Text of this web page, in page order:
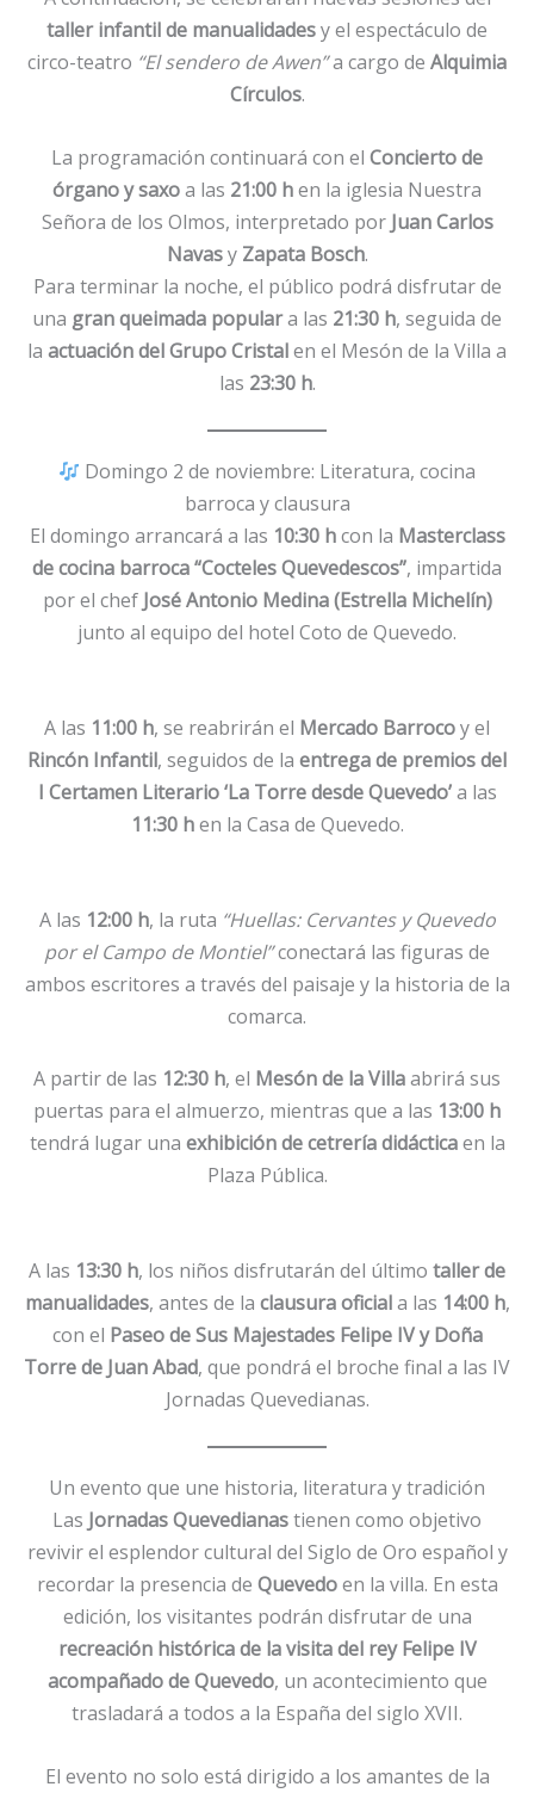
taller infantil de manualidadesy el espectáculo de
circo-teatro “El sendero de Awen”a cargo de Alquimia
Círculos.
La programación continuará con el Concierto de
órgano y saxoa las 21:00 hen la iglesia Nuestra
Señora de los Olmos, interpretado por Juan Carlos
Navasy Zapata Bosch.
Para terminar la noche, el público podrá disfrutar de
una gran queimada populara las 21:30 h, seguida de
la actuación del Grupo Cristalen el Mesón de la Villa a
las 23:30 h.
Domingo 2 de noviembre: Literatura, cocina
barroca y clausura
El domingo arrancará a las 10:30 hcon la Masterclass
de cocina barroca “Cocteles Quevedescos”, impartida
por el chef José Antonio Medina (Estrella Michelín)
junto al equipo del hotel Coto de Quevedo.
A las 11:00 h, se reabrirán el Mercado Barrocoy el
Rincón Infantil, seguidos de la entrega de premios del
I Certamen Literario ‘La Torre desde Quevedo’a las
11:30 hen la Casa de Quevedo.
A las 12:00 h, la ruta “Huellas: Cervantes y Quevedo
por el Campo de Montiel”conectará las figuras de
ambos escritores a través del paisaje y la historia de la
comarca.
A partir de las 12:30 h, el Mesón de la Villaabrirá sus
puertas para el almuerzo, mientras que a las 13:00 h
tendrá lugar una exhibición de cetrería didácticaen la
Plaza Pública.
A las 13:30 h, los niños disfrutarán del último taller de
manualidades, antes de la clausura oficiala las 14:00 h,
con el Paseo de Sus Majestades Felipe IV y Doña
Torre de Juan Abad, que pondrá el broche final a las IV
Jornadas Quevedianas.
Un evento que une historia, literatura y tradición
Las Jornadas Quevedianastienen como objetivo
revivir el esplendor cultural del Siglo de Oro español y
recordar la presencia de Quevedoen la villa. En esta
edición, los visitantes podrán disfrutar de una
recreación histórica de la visita del rey Felipe IV
acompañado de Quevedo, un acontecimiento que
trasladará a todos a la España del siglo XVII.
El evento no solo está dirigido a los amantes de la